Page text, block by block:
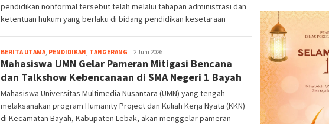
pendidikan nonformal tersebut telah melalui tahapan administrasi dan
ketentuan hukum yang berlaku di bidang pendidikan kesetaraan
BERITA UTAMA, PENDIDIKAN, TANGERANG bg-
admin
2 Juni 2026
Mahasiswa UMN Gelar Pameran Mitigasi Bencana
dan Talkshow Kebencanaan di SMA Negeri 1 Bayah
Mahasiswa Universitas Multimedia Nusantara (UMN) yang tengah
melaksanakan program Humanity Project dan Kuliah Kerja Nyata (KKN)
di Kecamatan Bayah, Kabupaten Lebak, akan menggelar pameran